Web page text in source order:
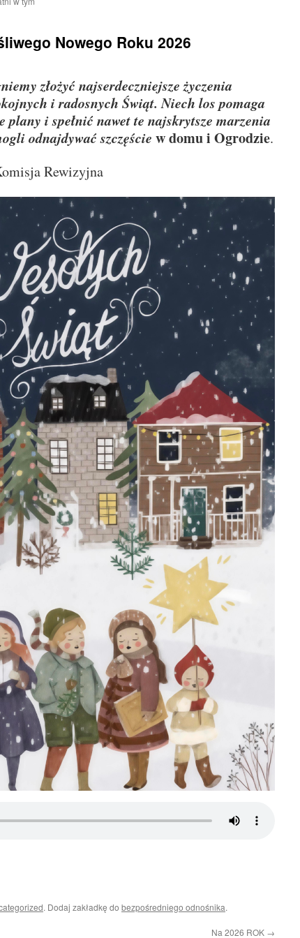
Nowego Roku 2026
złożyć najserdeczniejsze życzenia
i radosnych Świąt. Niech los pomaga
plany i spełnić nawet te najskrytsze marzenia
odnajdywać szczęście w domu i Ogrodzie.
Rewizyjna
. Dodaj zakładkę do bezpośredniego odnośnika.
Na 2026 ROK →